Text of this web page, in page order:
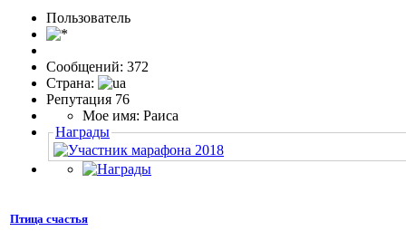
Пользовaтeль
Сообщений: 372
Страна:
Репутация 76
Мое имя: Раиса
Награды
Птица счастья